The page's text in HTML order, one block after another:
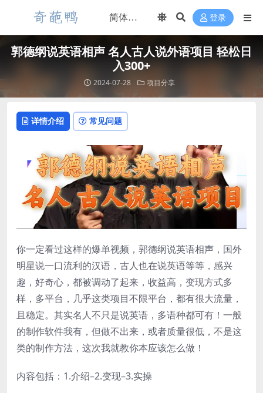
登录
郭德纲说英语相声 名人古人说外语项目 轻松日
入300+
2024-07-28 项目分享
详情介绍 常见问题
你一定看过这样的爆单视频，郭德纲说英语相声，国外
明星说一口流利的汉语，古人也在说英语等等，感兴
趣，好奇心，都被调动了起来，收益高，变现方式多
样，多平台，几乎这类项目不限平台，都有很大流量，
且稳定。其实名人不只是说英语，多语种都可有！一般
的制作软件我有，但做不出来，或者质量很低，不是这
类的制作方法，这次我就教你本应该怎么做！
内容包括：1.介绍–2.变现–3.实操